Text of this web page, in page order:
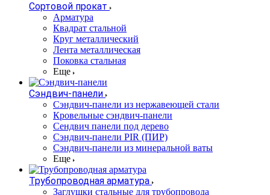
Сортовой прокат
Арматура
Квадрат стальной
Круг металлический
Лента металлическая
Поковка стальная
Еще
Сэндвич-панели
Cэндвич-панели из нержавеющей стали
Кровельные сэндвич-панели
Сендвич панели под дерево
Сэндвич-панели PIR (ПИР)
Сэндвич-панели из минеральной ваты
Еще
Трубопроводная арматура
Заглушки стальные для трубопровода